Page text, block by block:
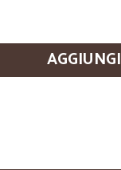
AGGIUNGI